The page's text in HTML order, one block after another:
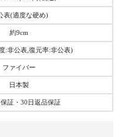
表(適度な硬め)
約9cm
:非公表,復元率:非公表)
ファイバー
日本製
証・30日返品保証